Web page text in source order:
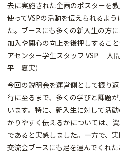
去に実施された企画のポスターを
使ってVSPの活動を伝えられるよ
た。ブースにも多くの新入生の方
加入や関心の向上を後押しするこ
アセンター学生スタッフ VSP 人
平 夏実）
今回の説明会を運営側として振り
行に至るまで、多くの学びと課題
います。特に、新入生に対して活
かりやすく伝えるかについては、
であると実感しました。一方で、
交流会ブースにも足を運んでくれ